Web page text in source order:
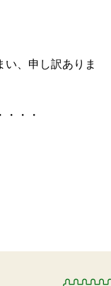
、申し訳ありま
・・